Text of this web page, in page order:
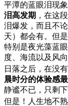
平潭的蓝眼泪现
泪高发期 ，在这
泪爆发，而且不
天）都会有。但
特别是夜光藻蓝
度、海流以及风
日落之后，在没
晨时分的体验感
静谧不已，只剩
但是！人生地不